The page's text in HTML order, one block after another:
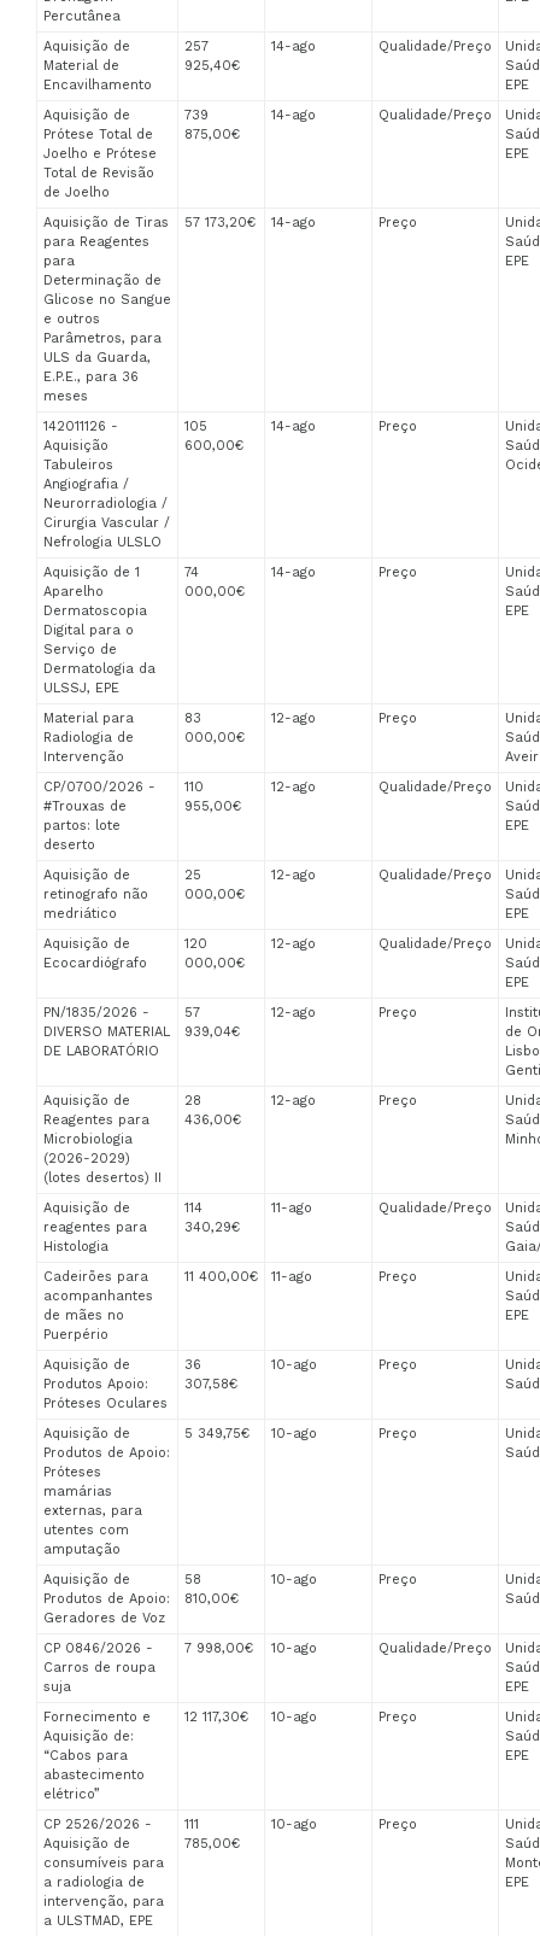
Percutânea
Aquisição de
Material de
Encavilhamento
257
925,40€
14-ago Qualidade/Preço
EPE
Aquisição de
Prótese Total de
Joelho e Prótese
Total de Revisão
de Joelho
739
875,00€
14-ago Qualidade/Preço
EPE
Aquisição de Tiras
para Reagentes
para
Determinação de
Glicose no Sangue
e outros
Parâmetros, para
ULS da Guarda,
E.P.E., para 36
meses
57 173,20€ 14-ago Preço
EPE
142011126 -
Aquisição
Tabuleiros
Angiografia /
Neurorradiologia /
Cirurgia Vascular /
Nefrologia ULSLO
105
600,00€
14-ago Preço
Aquisição de 1
Aparelho
Dermatoscopia
Digital para o
Serviço de
Dermatologia da
ULSSJ, EPE
74
000,00€
14-ago Preço
EPE
Material para
Radiologia de
Intervenção
83
000,00€
12-ago Preço
CP/0700/2026 -
#Trouxas de
partos: lote
deserto
110
955,00€
12-ago Qualidade/Preço
EPE
Aquisição de
retinografo não
medriático
25
000,00€
12-ago Qualidade/Preço
EPE
Aquisição de
Ecocardiógrafo
120
000,00€
12-ago Qualidade/Preço
EPE
PN/1835/2026 -
DIVERSO MATERIAL
DE LABORATÓRIO
57
939,04€
12-ago Preço
de
Aquisição de
Reagentes para
Microbiologia
(2026-2029)
(lotes desertos) II
28
436,00€
12-ago Preço
Aquisição de
reagentes para
Histologia
114
340,29€
11-ago Qualidade/Preço
Cadeirões para
acompanhantes
de mães no
Puerpério
11 400,00€ 11-ago Preço
EPE
Aquisição de
Produtos Apoio:
Próteses Oculares
36
307,58€
10-ago Preço
Aquisição de
Produtos de Apoio:
Próteses
mamárias
externas, para
utentes com
amputação
5 349,75€ 10-ago Preço
Aquisição de
Produtos de Apoio:
Geradores de Voz
58
810,00€
10-ago Preço
CP 0846/2026 -
Carros de roupa
suja
7 998,00€ 10-ago Qualidade/Preço
EPE
Fornecimento e
Aquisição de:
“Cabos para
abastecimento
elétrico”
12 117,30€ 10-ago Preço
EPE
CP 2526/2026 -
Aquisição de
consumíveis para
a radiologia de
intervenção, para
a ULSTMAD, EPE
111
785,00€
10-ago Preço
EPE